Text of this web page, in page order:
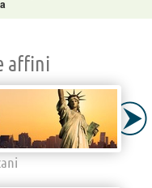
affini